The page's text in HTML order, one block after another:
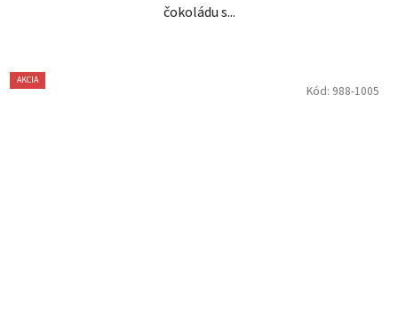
čokoládu s...
AKCIA
Kód: 988-1005